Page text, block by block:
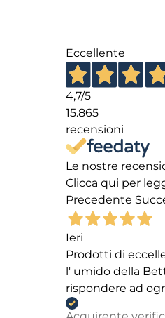
Eccellente
4,7/5
15.865
recensioni
Le nostre
Clicca qui per
Precedente
Ieri
Prodotti di
l' umido della
rispondere ad